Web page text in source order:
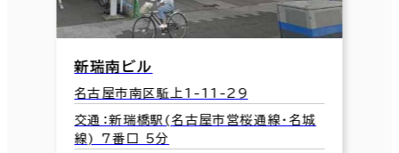
新瑞南ビル
名古屋市南区駈上1-11-29
交通：新瑞橋駅(名古屋市営桜通線･名城
線) 7番口 5分